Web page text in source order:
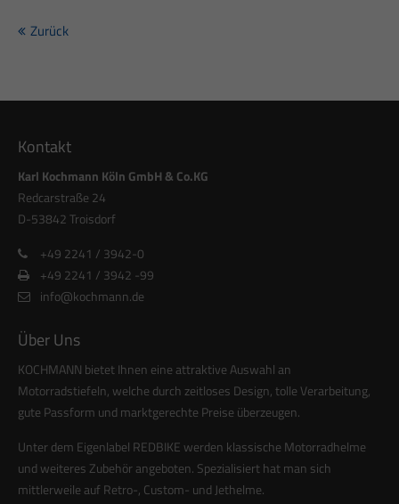
Zurück
Kontakt
Karl Kochmann Köln GmbH & Co.KG
Redcarstraße 24
D-53842 Troisdorf
+49 2241 / 3942-0
+49 2241 / 3942 -99
info@kochmann.de
Über Uns
KOCHMANN bietet Ihnen eine attraktive Auswahl an
Motorradstiefeln, welche durch zeitloses Design, tolle Verarbeitung,
gute Passform und marktgerechte Preise überzeugen.
Unter dem Eigenlabel REDBIKE werden klassische Motorradhelme
und weiteres Zubehör angeboten. Spezialisiert hat man sich
mittlerweile auf Retro-, Custom- und Jethelme.